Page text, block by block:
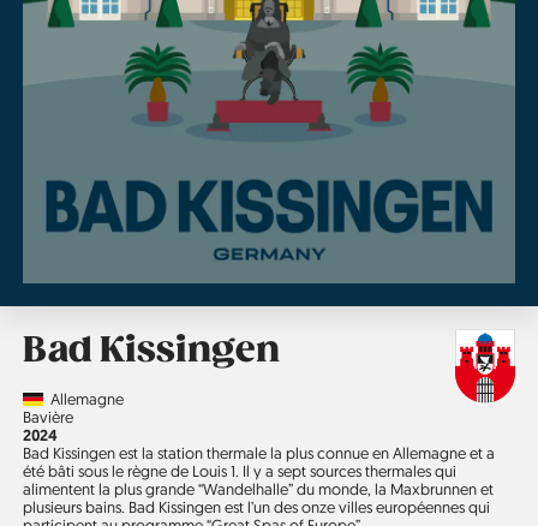
Bad Kissingen
CountryAllemagne
Région
Bavière
Année
2024
Bad Kissingen est la station thermale la plus connue en Allemagne et a
été bâti sous le règne de Louis 1. Il y a sept sources thermales qui
alimentent la plus grande “Wandelhalle” du monde, la Maxbrunnen et
plusieurs bains. Bad Kissingen est l’un des onze villes européennes qui